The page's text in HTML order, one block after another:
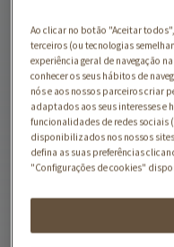
GOLD
seleção
natural.
de grãos
Robusta,
para
e uma
Ao clicar no botão "Aceitar
terceiros (ou tecnologias
experiência geral de navegação
conhecer os seus hábitos de
nós e aos nossos parceiros criar
adaptados aos seus interesses e
funcionalidades de redes
disponibilizados nos nossos
defina as suas preferências
"Configurações de cookies"